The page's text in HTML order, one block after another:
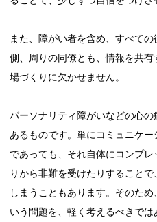
また、障がい者を含め、すべて
側、周りの同僚とも、情報を共
場づくりに欠かせません。
パーソナリティ障がいなどの心
あるものです。単にコミュニケ
であっても、それ自体にコンプ
りから非難を受けたりすること
しまうこともあります。そのた
いう問題を、軽く考えるべきで